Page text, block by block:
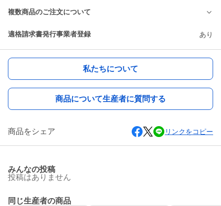
複数商品のご注文について
適格請求書発行事業者登録 あり
私たちについて
商品について生産者に質問する
商品をシェア リンクをコピー
みんなの投稿
投稿はありません
同じ生産者の商品